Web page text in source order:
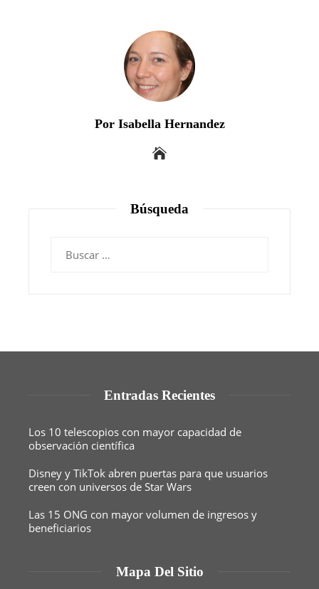
Por Isabella Hernandez
Búsqueda
Entradas Recientes
Los 10 telescopios con mayor capacidad de
observación científica
Disney y TikTok abren puertas para que usuarios
creen con universos de Star Wars
Las 15 ONG con mayor volumen de ingresos y
beneficiarios
Mapa Del Sitio